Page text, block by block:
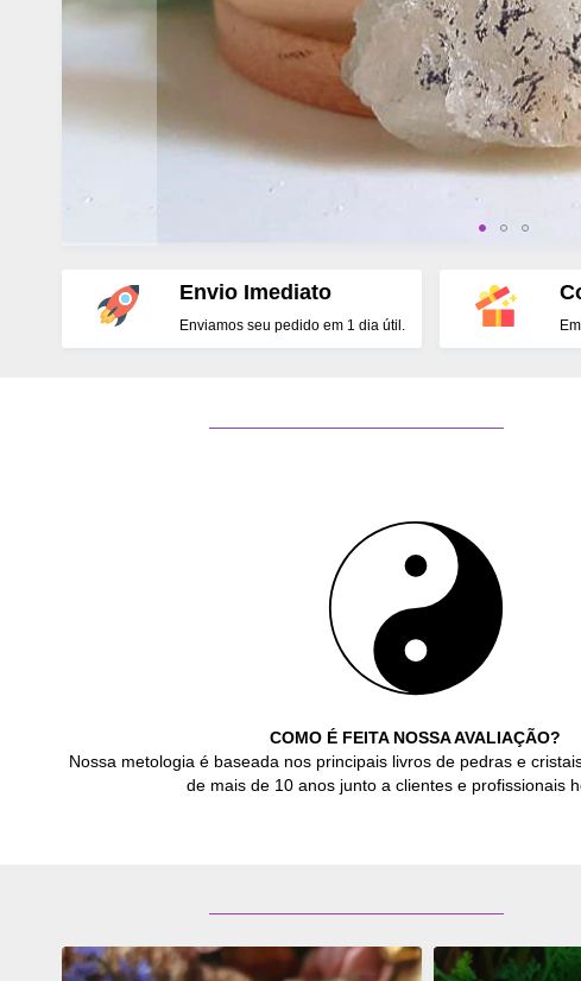
Envio Imediato
Enviamos seu pedido em 1 dia útil.
COMO É FEITA NOSSA AVALIAÇÃO?
Nossa metologia é baseada nos principais livros de pedras e
de mais de 10 anos junto a clientes e profissionais
ADICIONAR ADICIONAR